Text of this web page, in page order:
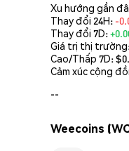
Xu hướng gần
Thay đổi 24H: -
Thay đổi 7D:
Giá trị thị
Cao/Thấp 7D: $
Cảm xúc cộng
--
Weecoins